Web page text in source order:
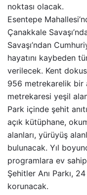
noktası olacak.
Esentepe
Çanakkale
Savaşı’ndan
hayatını kaybeden
verilecek. Kent
956 metrekarelik bir
metrekaresi yeşil
Park içinde şehit
açık kütüphane,
alanları, yürüyüş
bulunacak. Yıl
programlara ev
Şehitler Anı Parkı,
korunacak.